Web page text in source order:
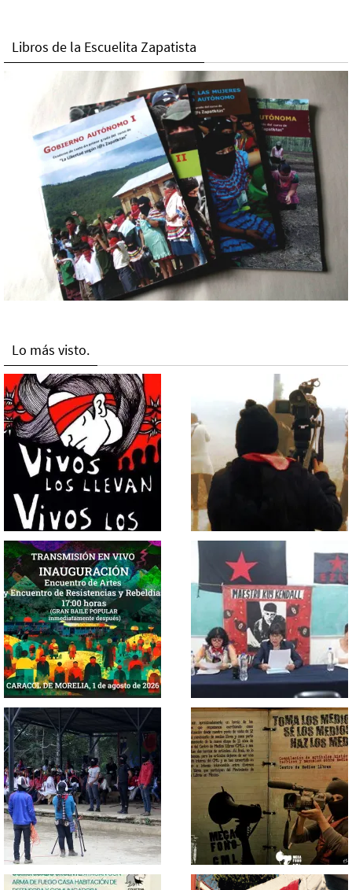
Libros de la Escuelita Zapatista
Lo más visto.